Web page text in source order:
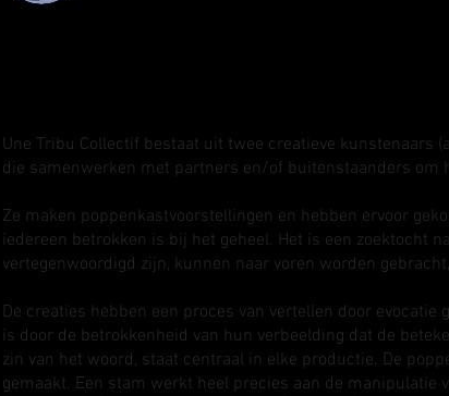
Une Tribu Collectif bestaat uit twee creatieve kunstenaars
die samenwerken met partners en/of buitenstaanders om
Ze maken poppenkastvoorstellingen en hebben ervoor
iedereen betrokken is bij het geheel. Het is een zoektocht
vertegenwoordigd zijn, kunnen naar voren worden
De creaties hebben een proces van vertellen door
is door de betrokkenheid van hun verbeelding dat de
zin van het woord, staat centraal in elke productie. De
gemaakt. Een stam werkt heel precies aan de